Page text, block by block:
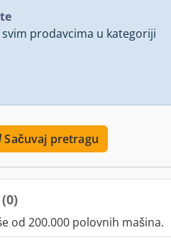
svim prodavcima u kategoriji
Sačuvaj pretragu
(0)
od 200.000 polovnih mašina.